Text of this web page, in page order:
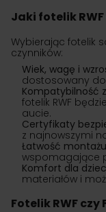
Jaki fotelik
Wybierając fotelik
czynników:
Wiek, wagę i
dostosowany do
Kompatybilność
fotelik RWF
aucie.
Certyfikaty
z najnowszymi
Łatwość montażu
wspomagające
Komfort dla
materiałów i
Fotelik RWF czy